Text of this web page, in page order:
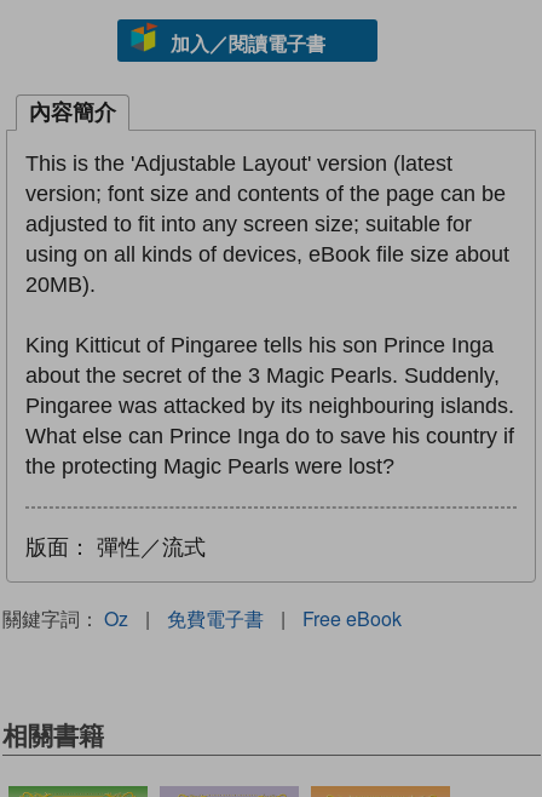
加入／閱讀電子書
內容簡介
This is the 'Adjustable Layout' version (latest
version; font size and contents of the page can be
adjusted to fit into any screen size; suitable for
using on all kinds of devices, eBook file size about
20MB).
King Kitticut of Pingaree tells his son Prince Inga
about the secret of the 3 Magic Pearls. Suddenly,
Pingaree was attacked by its neighbouring islands.
What else can Prince Inga do to save his country if
the protecting Magic Pearls were lost?
版面： 彈性／流式
關鍵字詞： Oz | 免費電子書 | Free eBook
相關書籍